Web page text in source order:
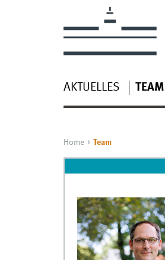
AKTUELLES TEAM
Home Team